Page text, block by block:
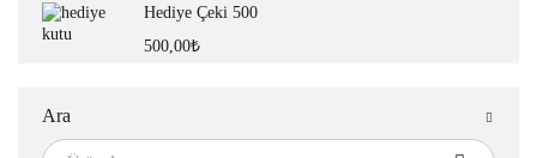
Hediye Çeki 500
500,00₺
Ara